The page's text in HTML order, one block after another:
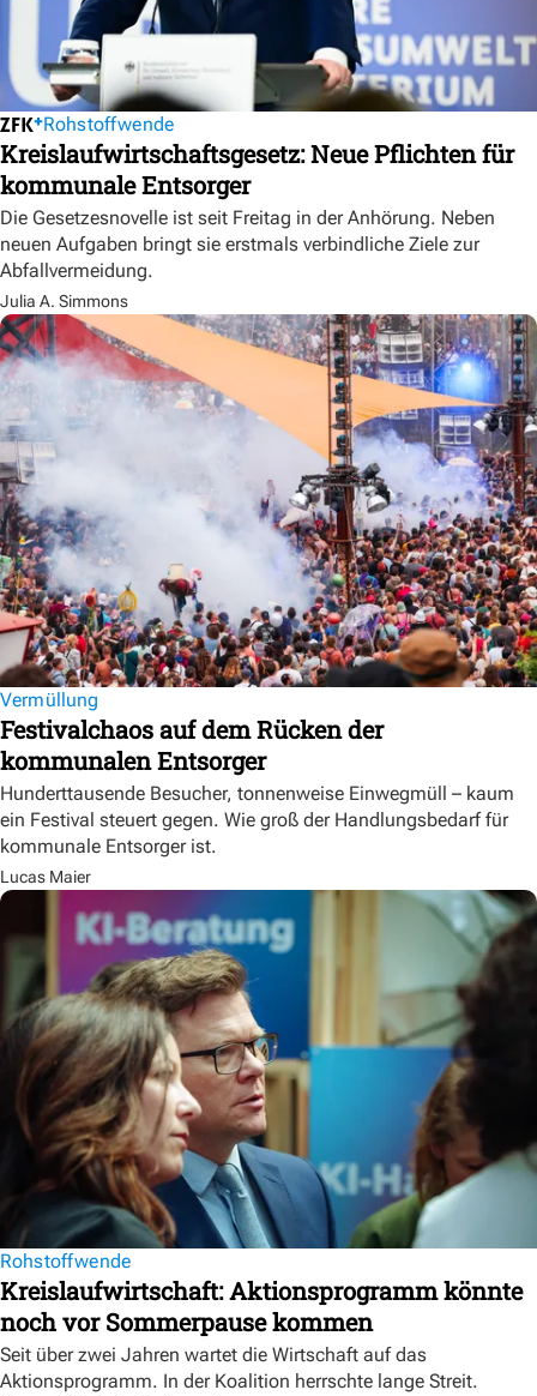
Rohstoffwende
Kreislaufwirtschaftsgesetz: Neue Pflichten für
kommunale Entsorger
Die Gesetzesnovelle ist seit Freitag in der Anhörung. Neben
neuen Aufgaben bringt sie erstmals verbindliche Ziele zur
Abfallvermeidung.
Julia A. Simmons
Vermüllung
Festivalchaos auf dem Rücken der
kommunalen Entsorger
Hunderttausende Besucher, tonnenweise Einwegmüll – kaum
ein Festival steuert gegen. Wie groß der Handlungsbedarf für
kommunale Entsorger ist.
Lucas Maier
Rohstoffwende
Kreislaufwirtschaft: Aktionsprogramm könnte
noch vor Sommerpause kommen
Seit über zwei Jahren wartet die Wirtschaft auf das
Aktionsprogramm. In der Koalition herrschte lange Streit.